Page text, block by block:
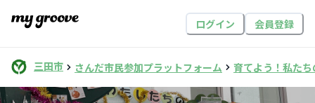
ログイン 会員登録
三田市 さんだ市民参加プラットフォーム 育てよう！私た